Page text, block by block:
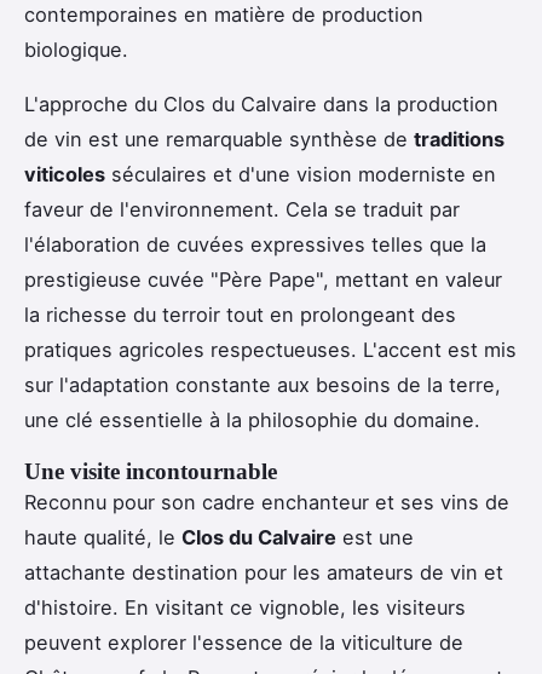
contemporaines en matière de production
biologique.
L'approche du Clos du Calvaire dans la production
de vin est une remarquable synthèse de traditions
viticoles séculaires et d'une vision moderniste en
faveur de l'environnement. Cela se traduit par
l'élaboration de cuvées expressives telles que la
prestigieuse cuvée "Père Pape", mettant en valeur
la richesse du terroir tout en prolongeant des
pratiques agricoles respectueuses. L'accent est mis
sur l'adaptation constante aux besoins de la terre,
une clé essentielle à la philosophie du domaine.
Une visite incontournable
Reconnu pour son cadre enchanteur et ses vins de
haute qualité, le Clos du Calvaire est une
attachante destination pour les amateurs de vin et
d'histoire. En visitant ce vignoble, les visiteurs
peuvent explorer l'essence de la viticulture de